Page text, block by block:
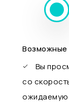
Возможные
Вы
со
ожидаемую